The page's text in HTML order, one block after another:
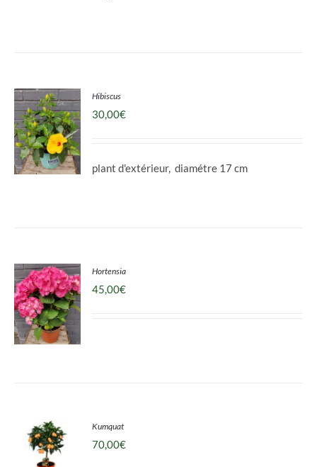
Hibiscus
30,00€
plant d'extérieur, diamétre 17 cm
Hortensia
45,00€
Kumquat
70,00€